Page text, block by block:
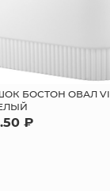
БОСТОН ОВАЛ
₽